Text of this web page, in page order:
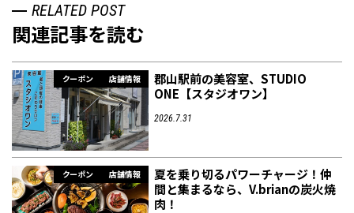
RELATED POST
関連記事を読む
クーポン 店舗情報
郡山駅前の美容室、STUDIO
ONE【スタジオワン】
2026.7.31
クーポン 店舗情報
夏を乗り切るパワーチャージ！仲
間と集まるなら、V.brianの炭火焼
肉！